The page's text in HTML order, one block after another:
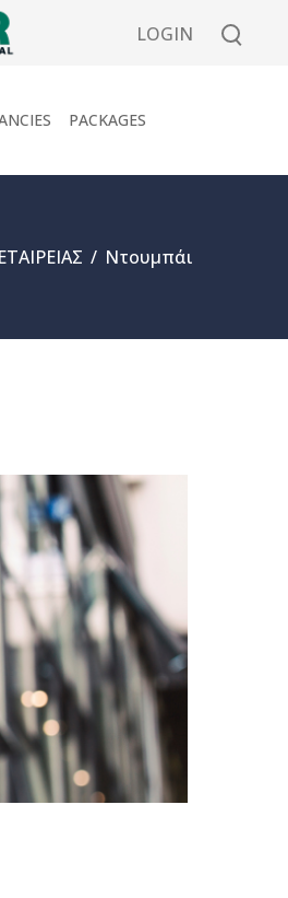
LOGIN
PACKAGES
/ Ντουμπάι